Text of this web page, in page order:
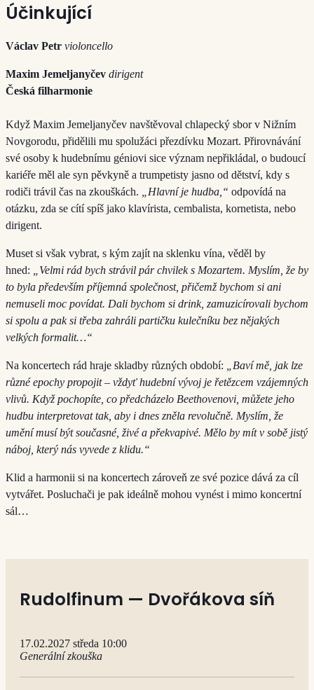
Účinkující
Václav Petr violoncello
Maxim Jemeljanyčev dirigent
Česká filharmonie
Když Maxim Jemeljanyčev navštěvoval chlapecký sbor v Nižním
Novgorodu, přidělili mu spolužáci přezdívku Mozart. Přirovnávání
své osoby k hudebnímu géniovi sice význam nepřikládal, o budoucí
kariéře měl ale syn pěvkyně a trumpetisty jasno od dětství, kdy s
rodiči trávil čas na zkouškách.
„Hlavní je hudba,“ odpovídá na
otázku, zda se cítí spíš jako klavírista, cembalista, kornetista, nebo
dirigent.
Muset si však vybrat, s kým zajít na sklenku vína, věděl by
hned:
„Velmi rád bych strávil pár chvilek s Mozartem. Myslím, že by
to byla především příjemná společnost, přičemž bychom si ani
nemuseli moc povídat. Dali bychom si drink, zamuzicírovali bychom
si spolu a pak si třeba zahráli partičku kulečníku bez nějakých
velkých formalit…“
Na koncertech rád hraje skladby různých období: „Baví mě, jak lze
různé epochy propojit – vždyť hudební vývoj je řetězcem vzájemných
vlivů. Když pochopíte, co předcházelo Beethovenovi, můžete jeho
hudbu interpretovat tak, aby i dnes zněla revolučně. Myslím, že
umění musí být současné, živé a překvapivé. Mělo by mít v sobě jistý
náboj, který nás vyvede z klidu.“
Klid a harmonii si na koncertech zároveň ze své pozice dává za cíl
vytvářet. Posluchači je pak ideálně mohou vynést i mimo koncertní
sál…
Rudolfinum — Dvořákova síň
17.02.2027 středa 10:00
Generální zkouška